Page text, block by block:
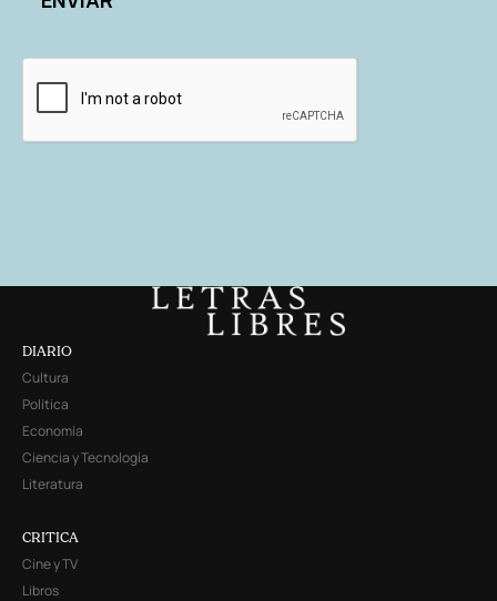
DIARIO
Cultura
Política
Economía
Ciencia y Tecnología
Literatura
CRITICA
Cine y TV
Libros